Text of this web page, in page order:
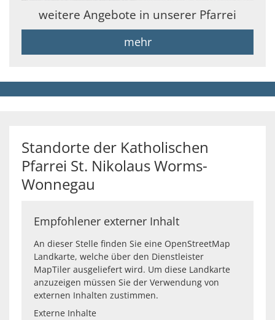
weitere Angebote in unserer Pfarrei
mehr
Standorte der Katholischen
Pfarrei St. Nikolaus Worms-
Wonnegau
Empfohlener externer Inhalt
An dieser Stelle finden Sie eine OpenStreetMap
Landkarte, welche über den Dienstleister
MapTiler ausgeliefert wird. Um diese Landkarte
anzuzeigen müssen Sie der Verwendung von
externen Inhalten zustimmen.
Externe Inhalte